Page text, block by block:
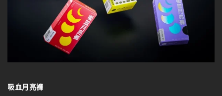
吸血月亮褲